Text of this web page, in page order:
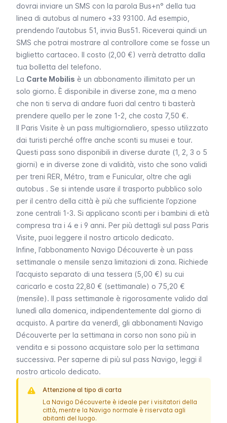
dovrai inviare un SMS con la parola Bus+n° della tua
linea di autobus al numero +33 93100. Ad esempio,
prendendo l’autobus 51, invia Bus51. Riceverai quindi un
SMS che potrai mostrare al controllore come se fosse un
biglietto cartaceo. Il costo (2,00 €) verrà detratto dalla
tua bolletta del telefono.
La Carte Mobilis è un abbonamento illimitato per un
solo giorno. È disponibile in diverse zone, ma a meno
che non ti serva di andare fuori dal centro ti basterà
prendere quello per le zone 1-2, che costa 7,50 €.
Il Paris Visite è un pass multigiornaliero, spesso utilizzato
dai turisti perché offre anche sconti su musei e tour.
Questi pass sono disponibili in diverse durate (1, 2, 3 o 5
giorni) e in diverse zone di validità, visto che sono validi
per treni RER Métro tram e Funicular, oltre che agli
autobus . Se si intende usare il trasporto pubblico solo
per il centro della città è più che sufficiente l’opzione
zone centrali 1-3. Si applicano sconti per i bambini di età
compresa tra i 4 e i 9 anni. Per più dettagli sul pass Paris
Visite , puoi leggere il nostro articolo dedicato.
Infine, l’abbonamento Navigo Découverte è un pass
settimanale o mensile senza limitazioni di zona. Richiede
l’acquisto separato di una tessera (5,00 €) su cui
caricarlo e costa 22,80 € (settimanale) o 75,20 €
(mensile). Il pass settimanale è rigorosamente valido dal
lunedì alla domenica, indipendentemente dal giorno di
acquisto. A partire da venerdì, gli abbonamenti Navigo
Découverte per la settimana in corso non sono più in
vendita e si possono acquistare solo per la settimana
successiva. Per saperne di più sul pass Navigo , leggi il
nostro articolo dedicato.
Attenzione al tipo di carta
La Navigo Découverte è ideale per i visitatori della
città, mentre la Navigo normale è riservata agli
abitanti del luogo.